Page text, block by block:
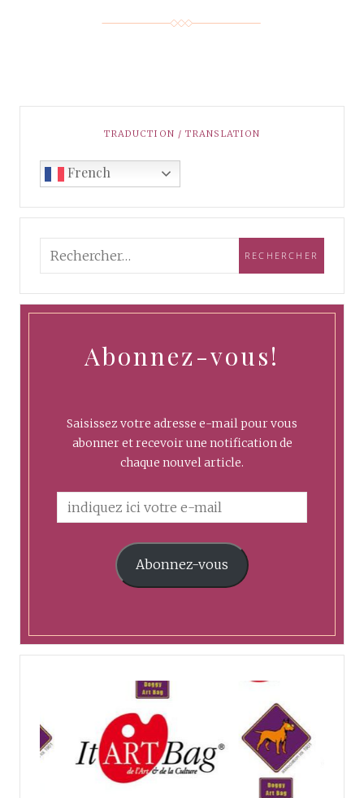
TRADUCTION / TRANSLATION
French
Abonnez-vous!
Saisissez votre adresse e-mail pour vous
abonner et recevoir une notification de
chaque nouvel article.
Abonnez-vous